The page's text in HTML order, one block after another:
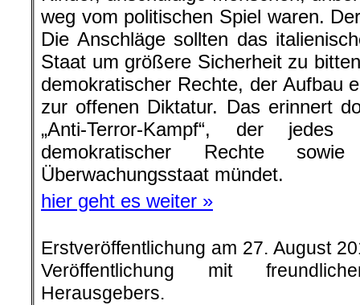
weg vom politischen Spiel waren.
Die Anschläge sollten das
Staat um größere Sicherheit zu
demokratischer Rechte, der Aufbau
zur offenen Diktatur. Das erinnert
„Anti-Terror-Kampf“, der
demokratischer Rechte
Überwachungsstaat mündet.
hier geht es weiter »
Erstveröffentlichung am 27. August
Veröffentlichung mit
Herausgebers.